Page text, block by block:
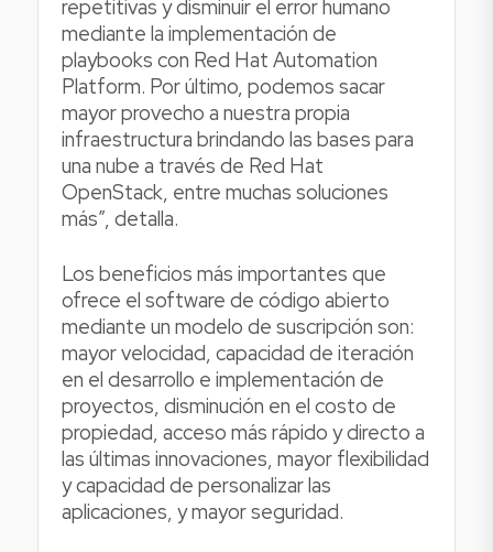
repetitivas y disminuir el error humano
mediante la implementación de
playbooks con Red Hat Automation
Platform. Por último, podemos sacar
mayor provecho a nuestra propia
infraestructura brindando las bases para
una nube a través de Red Hat
OpenStack, entre muchas soluciones
más”, detalla.
Los beneficios más importantes que
ofrece el software de código abierto
mediante un modelo de suscripción son:
mayor velocidad, capacidad de iteración
en el desarrollo e implementación de
proyectos, disminución en el costo de
propiedad, acceso más rápido y directo a
las últimas innovaciones, mayor flexibilidad
y capacidad de personalizar las
aplicaciones, y mayor seguridad.